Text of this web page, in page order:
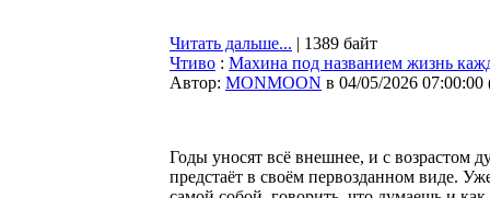
Читать дальше... | 1389 байт
Чтиво : Махина под названием жизнь
Автор: MONMOON в 04/05/2026 07:00:00
Годы уносят всё внешнее, и с возрастом
предстаёт в своём первозданном виде.